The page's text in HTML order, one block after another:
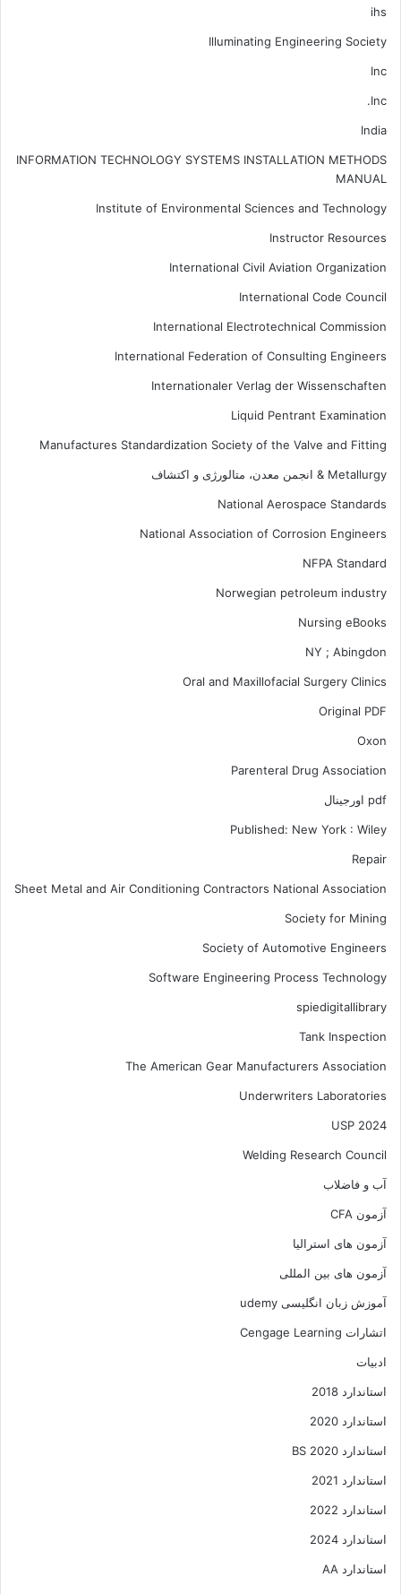
ihs
Illuminating Engineering Society
Inc
Inc.
India
INFORMATION TECHNOLOGY SYSTEMS INSTALLATION METHODS
MANUAL
Institute of Environmental Sciences and Technology
Instructor Resources
International Civil Aviation Organization
International Code Council
International Electrotechnical Commission
International Federation of Consulting Engineers
Internationaler Verlag der Wissenschaften
Liquid Pentrant Examination
Manufactures Standardization Society of the Valve and Fitting
Metallurgy & انجمن معدن، متالورژی و اکتشاف
National Aerospace Standards
National Association of Corrosion Engineers
NFPA Standard
Norwegian petroleum industry
Nursing eBooks
NY ; Abingdon
Oral and Maxillofacial Surgery Clinics
Original PDF
Oxon
Parenteral Drug Association
pdf اورجینال
Published: New York : Wiley
Repair
Sheet Metal and Air Conditioning Contractors National Association
Society for Mining
Society of Automotive Engineers
Software Engineering Process Technology
spiedigitallibrary
Tank Inspection
The American Gear Manufacturers Association
Underwriters Laboratories
USP 2024
Welding Research Council
آب و فاضلاب
آزمون CFA
آزمون های استرالیا
آزمون های بین المللی
آموزش زبان انگلیسی udemy
اتشارات Cengage Learning
ادبیات
استاندارد 2018
استاندارد 2020
استاندارد 2020 BS
استاندارد 2021
استاندارد 2022
استاندارد 2024
استاندارد AA